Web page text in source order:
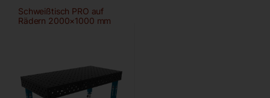
Schweißtisch PRO auf
Rädern 2000×1000 mm